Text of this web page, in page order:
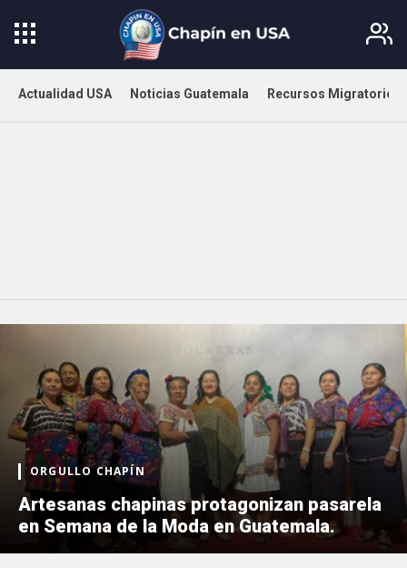
Actualidad USA Noticias Guatemala Recursos Migratorios
ORGULLO CHAPÍN
Artesanas chapinas protagonizan pasarela
en Semana de la Moda en Guatemala.